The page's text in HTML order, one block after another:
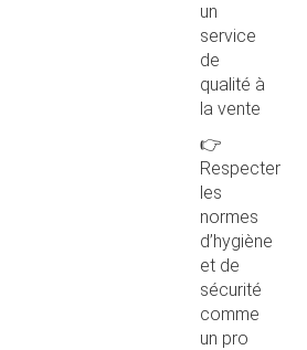
un
service
de
qualité à
la vente
👉
Respecter
les
normes
d’hygiène
et de
sécurité
comme
un pro